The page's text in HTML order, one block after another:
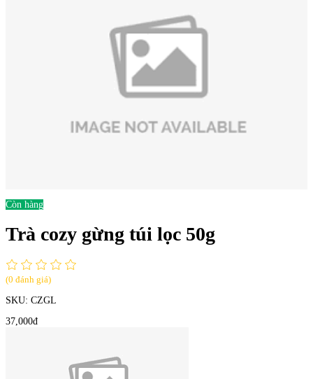
Còn hàng
Trà cozy gừng túi lọc 50g
(0 đánh giá)
SKU: CZGL
37,000đ